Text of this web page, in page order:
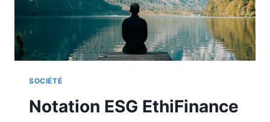
SOCIÉTÉ
Notation ESG EthiFinance